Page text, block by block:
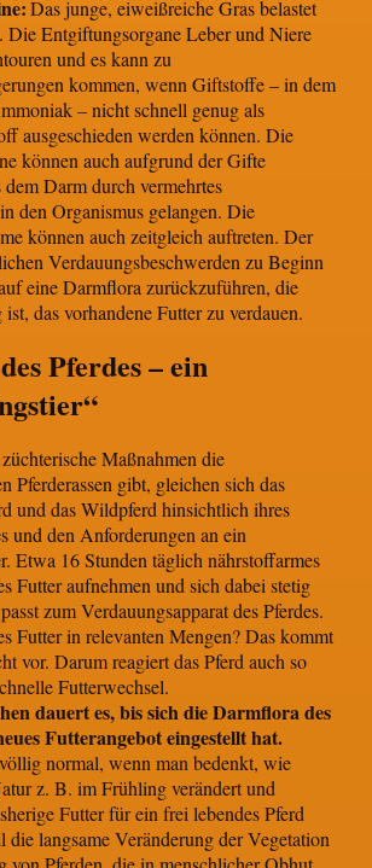
Das junge, eiweißreiche Gras belastet
Die Entgiftungsorgane Leber und Niere
und es kann zu
kommen, wenn Giftstoffe – in dem
– nicht schnell genug als
ausgeschieden werden können. Die
können auch aufgrund der Gifte
dem Darm durch vermehrtes
den Organismus gelangen. Die
können auch zeitgleich auftreten. Der
Verdauungsbeschwerden zu Beginn
eine Darmflora zurückzuführen, die
das vorhandene Futter zu verdauen.
Pferdes – ein
Maßnahmen die
Pferderassen gibt, gleichen sich das
und das Wildpferd hinsichtlich ihres
und den Anforderungen an ein
Etwa 16 Stunden täglich nährstoffarmes
Futter aufnehmen und sich dabei stetig
zum Verdauungsapparat des Pferdes.
Futter in relevanten Mengen? Das kommt
vor. Darum reagiert das Pferd auch so
Futterwechsel.
dauert es, bis sich die Darmflora des
Futterangebot eingestellt hat.
normal, wenn man bedenkt, wie
z. B. im Frühling verändert und
Futter für ein frei lebendes Pferd
die langsame Veränderung der Vegetation